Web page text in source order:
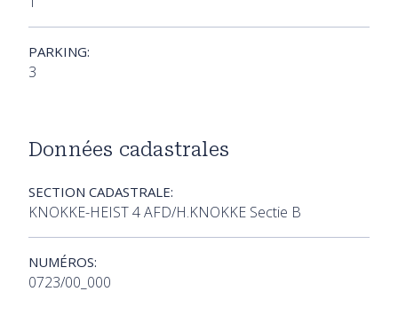
PARKING:
3
Données cadastrales
SECTION CADASTRALE:
KNOKKE-HEIST 4 AFD/H.KNOKKE Sectie B
NUMÉROS:
0723/00_000